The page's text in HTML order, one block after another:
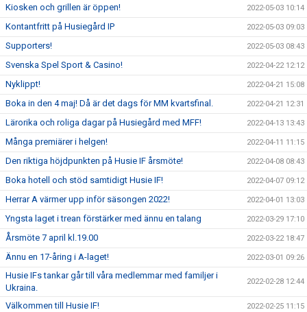
Kiosken och grillen är öppen! 2022-05-03 10:14
Kontantfritt på Husiegård IP 2022-05-03 09:03
Supporters! 2022-05-03 08:43
Svenska Spel Sport & Casino! 2022-04-22 12:12
Nyklippt! 2022-04-21 15:08
Boka in den 4 maj! Då är det dags för MM kvartsfinal. 2022-04-21 12:31
Lärorika och roliga dagar på Husiegård med MFF! 2022-04-13 13:43
Många premiärer i helgen! 2022-04-11 11:15
Den riktiga höjdpunkten på Husie IF årsmöte! 2022-04-08 08:43
Boka hotell och stöd samtidigt Husie IF! 2022-04-07 09:12
Herrar A värmer upp inför säsongen 2022! 2022-04-01 13:03
Yngsta laget i trean förstärker med ännu en talang 2022-03-29 17:10
Årsmöte 7 april kl.19.00 2022-03-22 18:47
Ännu en 17-åring i A-laget! 2022-03-01 09:26
Husie IFs tankar går till våra medlemmar med familjer i
Ukraina.
2022-02-28 12:44
Välkommen till Husie IF! 2022-02-25 11:15